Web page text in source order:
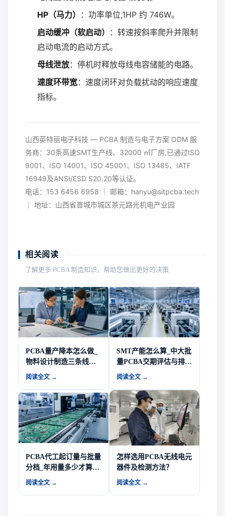
HP（马力）
：功率单位,1HP 约 746W。
启动缓冲（软启动）
：转速按斜率爬升并限制
启动电流的启动方式。
母线泄放：停机时释放母线电容储能的电路。
速度环带宽：速度闭环对负载扰动的响应速度
指标。
山西英特丽电子科技 — PCBA 制造与电子方案 ODM 服
务商：30条高速SMT生产线、32000 ㎡厂房,已通过ISO
9001、ISO 14001、ISO 45001、ISO 13485、IATF
16949及ANSI/ESD S20.20等认证。
电话：153 6456 6958 ｜ 邮箱：hanyu@sitpcba.tech
｜ 地址：山西省晋城市城区茶元路光机电产业园
相关阅读
了解更多 PCBA 制造知识，帮助您做出更好的决策
PCBA量产降本怎么做_
物料设计制造三条线的
降本抓手-山西英特丽电
阅读全文 →
SMT产能怎么算_中大批
量PCBA交期评估与排产
逻辑-山西英特丽电子
阅读全文 →
PCBA代工起订量与批量
分档_年用量多少才算中
大批量-山西英特丽电子
阅读全文 →
怎样选用PCBA无线电元
器件及检测方法？
阅读全文 →